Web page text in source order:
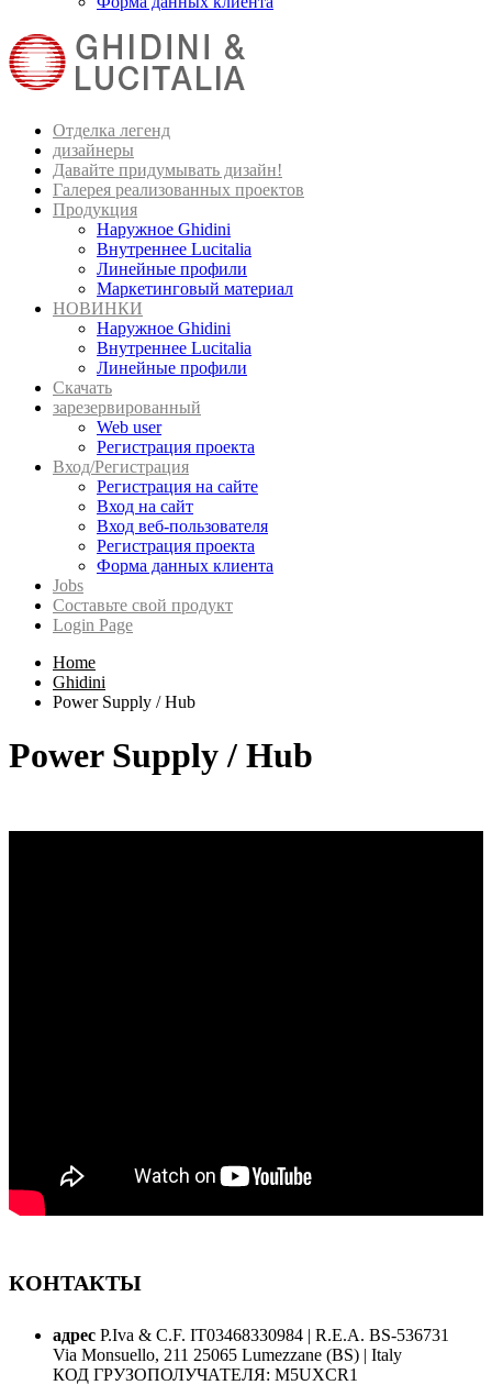
Отделка легенд
дизайнеры
Давайте придумывать дизайн!
Галерея реализованных проектов
Продукция
Наружное Ghidini
Внутреннее Lucitalia
Линейные профили
Маркетинговый материал
НОВИНКИ
Наружное Ghidini
Внутреннее Lucitalia
Линейные профили
Скачать
зарезервированный
Web user
Регистрация проекта
Вход/Регистрация
Регистрация на сайте
Вход на сайт
Вход веб-пользователя
Регистрация проекта
Форма данных клиента
Jobs
Составьте свой продукт
Login Page
Home
Ghidini
Power Supply / Hub
Power Supply / Hub
КОНТАКТЫ
адрес P.Iva & C.F. IT03468330984 | R.E.A. BS-536731
Via Monsuello, 211 25065 Lumezzane (BS) | Italy
КОД ГРУЗОПОЛУЧАТЕЛЯ: M5UXCR1